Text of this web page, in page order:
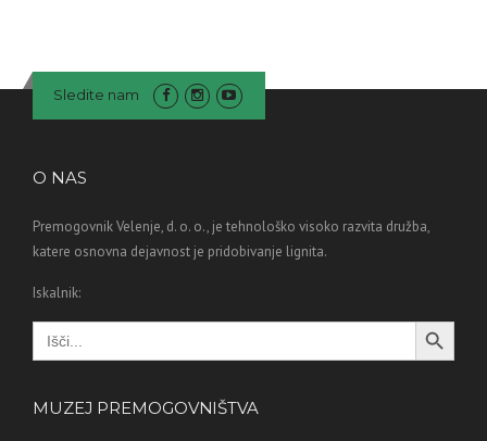
Sledite nam
O NAS
Premogovnik Velenje, d. o. o., je tehnološko visoko razvita družba,
katere osnovna dejavnost je pridobivanje lignita.
Iskalnik:
Search
for:
Search Button
MUZEJ PREMOGOVNIŠTVA